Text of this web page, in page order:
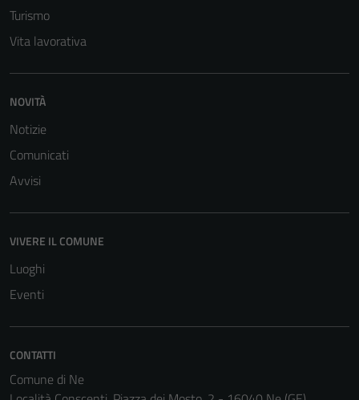
Turismo
Vita lavorativa
NOVITÀ
Notizie
Comunicati
Avvisi
VIVERE IL COMUNE
Luoghi
Eventi
CONTATTI
Comune di Ne
funzionamento
non raccolgono